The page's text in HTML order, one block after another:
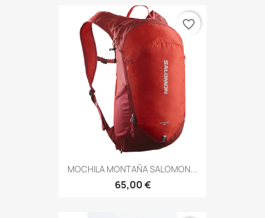
MOCHILA MONTAÑA SALOMON...
65,00 €
favorite_border